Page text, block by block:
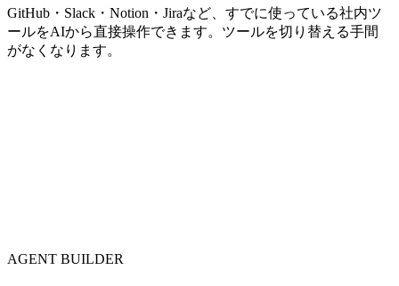
GitHub・Slack・Notion・Jiraなど、すでに使っている社内ツ
ールをAIから直接操作できます。ツールを切り替える手間
がなくなります。
AGENT BUILDER